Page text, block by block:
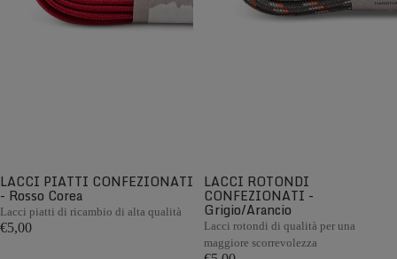
LACCI PIATTI CONFEZIONATI
- Rosso Corea
Lacci piatti di ricambio di alta qualità
€5,00
LACCI ROTONDI
CONFEZIONATI -
Grigio/Arancio
Lacci rotondi di qualità per una
maggiore scorrevolezza